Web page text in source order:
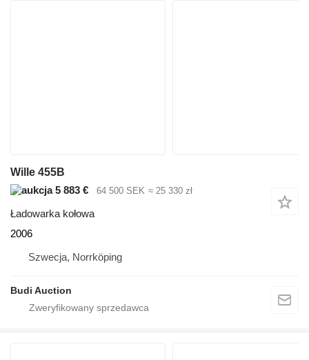
Wille 455B
5 883 €
64 500 SEK ≈ 25 330 zł
Ładowarka kołowa
2006
Szwecja, Norrköping
Budi Auction